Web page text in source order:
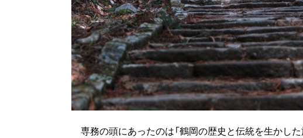
専務の頭にあったのは「鶴岡の歴史と伝統を生かし